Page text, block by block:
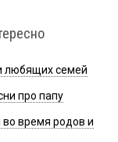
любящих семей
про папу
во время родов и